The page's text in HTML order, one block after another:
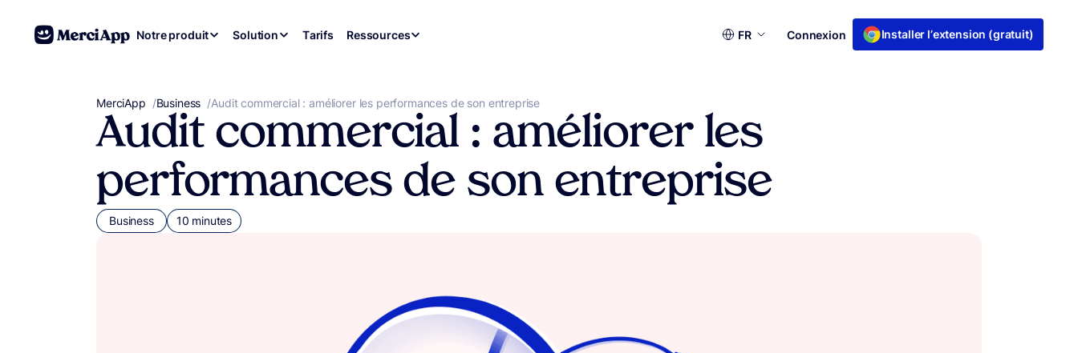
Aller au contenu
Notre produit Solution Tarifs Ressources
Choisir
FR Connexion Installer l’extension (gratuit)
MerciApp correcteur orthographe
/Business /Audit commercial : améliorer les performances de son entreprise
Audit commercial : améliorer les
performances de son entreprise
Business 10 minutes